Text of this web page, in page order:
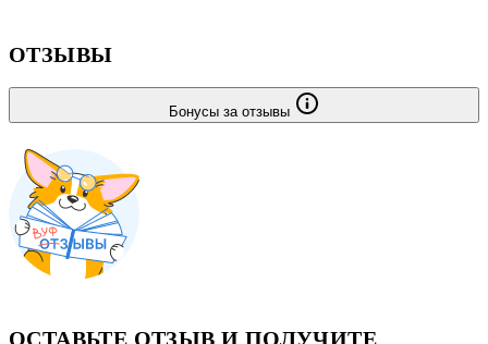
обучающихся в системе последипломного образования по спец
ОТЗЫВЫ
Бонусы за отзывы
ОСТАВЬТЕ ОТЗЫВ И ПОЛУЧИТЕ